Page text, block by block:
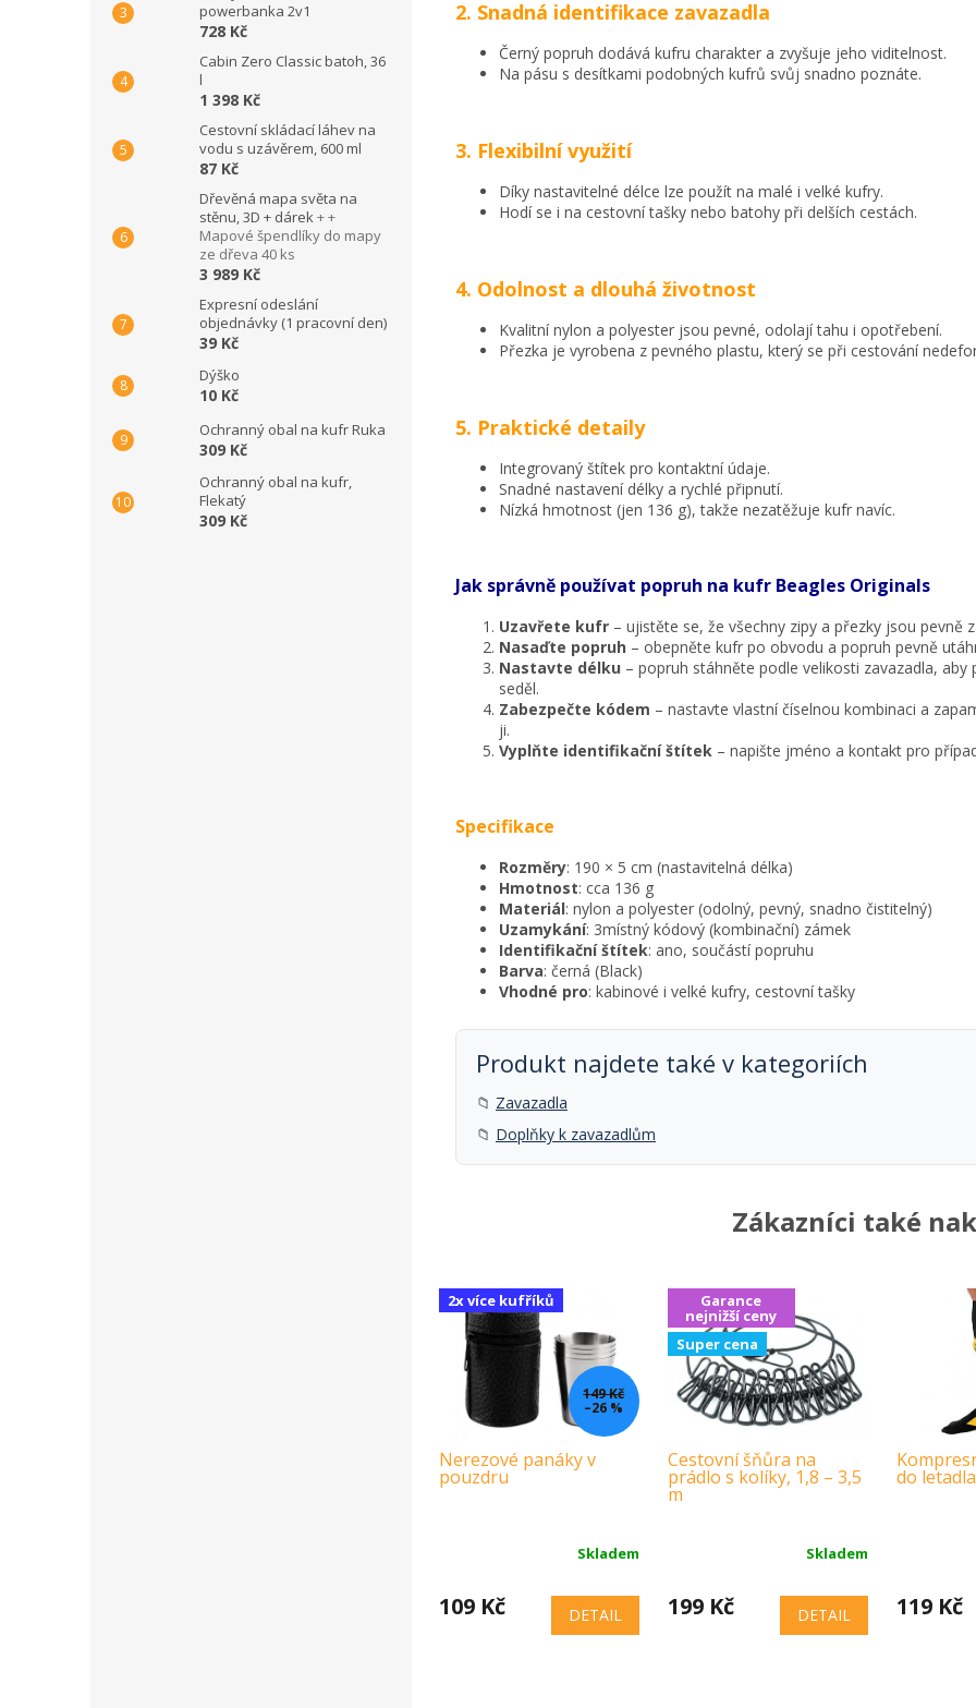
powerbanka 2v1
728 Kč
Cabin Zero Classic batoh, 36
l
1 398 Kč
Cestovní skládací láhev na
vodu s uzávěrem, 600 ml
87 Kč
Dřevěná mapa světa na
stěnu, 3D + dárek+ +
Mapové špendlíky do mapy
ze dřeva 40 ks
3 989 Kč
Expresní odeslání
objednávky (1 pracovní den)
39 Kč
Dýško
10 Kč
Ochranný obal na kufr Ruka
309 Kč
Ochranný obal na kufr,
Flekatý
309 Kč
2. Snadná identifikace zavazadla
Černý popruh dodává kufru charakter a zvyšuje jeho viditelnost.
Na pásu s desítkami podobných kufrů svůj snadno poznáte.
3. Flexibilní využití
Díky nastavitelné délce lze použít na malé i velké kufry.
Hodí se i na cestovní tašky nebo batohy při delších cestách.
4. Odolnost a dlouhá životnost
Kvalitní nylon a polyester jsou pevné, odolají tahu i opotřebení.
Přezka je vyrobena z pevného plastu, který se při cestování
5. Praktické detaily
Integrovaný štítek pro kontaktní údaje.
Snadné nastavení délky a rychlé připnutí.
Nízká hmotnost (jen 136 g), takže nezatěžuje kufr navíc.
Jak správně používat popruh na kufr Beagles Originals
Uzavřete kufr – ujistěte se, že všechny zipy a přezky jsou pevně
Nasaďte popruh – obepněte kufr po obvodu a popruh pevně
Nastavte délku – popruh stáhněte podle velikosti zavazadla, aby
seděl.
Zabezpečte kódem – nastavte vlastní číselnou kombinaci a
ji.
Vyplňte identifikační štítek – napište jméno a kontakt pro
Specifikace
Rozměry: 190 × 5 cm (nastavitelná délka)
Hmotnost: cca 136 g
Materiál: nylon a polyester (odolný, pevný, snadno čistitelný)
Uzamykání: 3místný kódový (kombinační) zámek
Identifikační štítek: ano, součástí popruhu
Barva: černá (Black)
Vhodné pro: kabinové i velké kufry, cestovní tašky
Produkt najdete také v kategoriích
📁 Zavazadla
📁 Doplňky k zavazadlům
Zákazníci také
2x více kufříků
149 Kč
–26 %
Nerezové panáky v
pouzdru
Skladem
109 Kč DETAIL
Garance
nejnižší ceny
Super cena
Cestovní šňůra na
prádlo s kolíky, 1,8 – 3,5
m
Skladem
199 Kč DETAIL
do
119 Kč